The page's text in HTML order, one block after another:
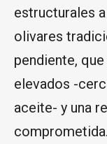
estructurales
olivares
pendiente,
elevados -
aceite- y una